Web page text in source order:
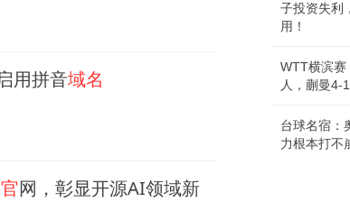
用拼音域名
官网，彰显开源AI领域新
子投资失利
用！
WTT横滨赛
人，蒯曼4-
台球名宿：
力根本打不